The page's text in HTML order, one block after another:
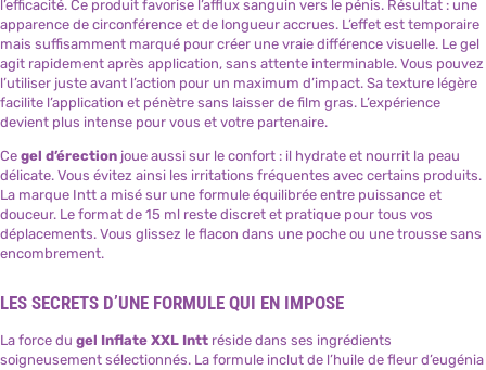
l’efficacité. Ce produit favorise l’afflux sanguin vers le pénis. Résultat : une
apparence de circonférence et de longueur accrues. L’effet est temporaire
mais suffisamment marqué pour créer une vraie différence visuelle. Le gel
agit rapidement après application, sans attente interminable. Vous pouvez
l’utiliser juste avant l’action pour un maximum d’impact. Sa texture légère
facilite l’application et pénètre sans laisser de film gras. L’expérience
devient plus intense pour vous et votre partenaire.
Ce gel d’érection joue aussi sur le confort : il hydrate et nourrit la peau
délicate. Vous évitez ainsi les irritations fréquentes avec certains produits.
La marque Intt a misé sur une formule équilibrée entre puissance et
douceur. Le format de 15 ml reste discret et pratique pour tous vos
déplacements. Vous glissez le flacon dans une poche ou une trousse sans
encombrement.
LES SECRETS D’UNE FORMULE QUI EN IMPOSE
La force du gel Inflate XXL Intt réside dans ses ingrédients
soigneusement sélectionnés. La formule inclut de l’huile de fleur d’eugénia